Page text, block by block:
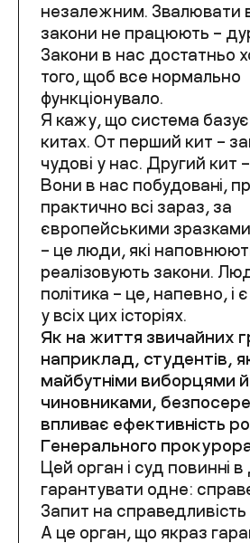
незалежним. Звалювати
закони не працюють –
Закони в нас достатньо
того, щоб все нормально
функціонувало.
Я кажу, що система
китах. От перший кит –
чудові у нас. Другий кит –
Вони в нас побудовані,
практично всі зараз, за
європейськими
– це люди, які
реалізовують закони.
політика – це, напевно, і
у всіх цих історіях.
Як на життя звичайних
наприклад, студентів,
майбутніми виборцями й
чиновниками,
впливає ефективність
Генерального
Цей орган і суд повинні
гарантувати одне:
Запит на
А це орган, що якраз